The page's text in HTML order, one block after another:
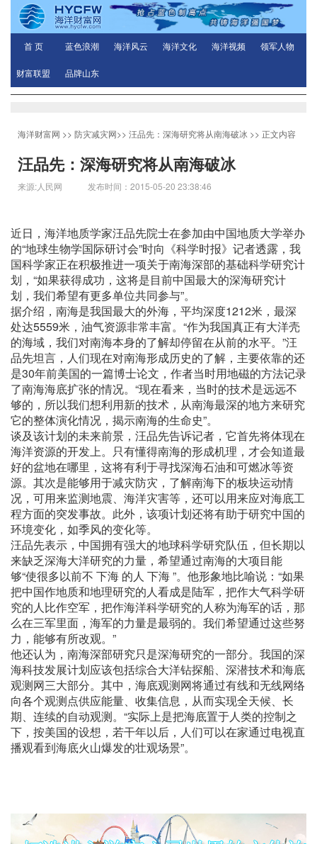
首 页 蓝色浪潮 海洋风云 海洋文化 海洋视频 领军人物
财富联盟 品牌山东
海洋财富网 >> 防灾减灾网>> 汪品先：深海研究将从南海破冰 >> 正文内容
汪品先：深海研究将从南海破冰
来源:人民网 发布时间：2015-05-20 23:38:46
近日，海洋地质学家汪品先院士在参加由中国地质大学举办
的“地球生物学国际研讨会”时向《科学时报》记者透露，我
国科学家正在积极推进一项关于南海深部的基础科学研究计
划，“如果获得成功，这将是目前中国最大的深海研究计
划，我们希望有更多单位共同参与”。
据介绍，南海是我国最大的外海，平均深度1212米，最深
处达5559米，油气资源非常丰富。“作为我国真正有大洋壳
的海域，我们对南海本身的了解却停留在从前的水平。”汪
品先坦言，人们现在对南海形成历史的了解，主要依靠的还
是30年前美国的一篇博士论文，作者当时用地磁的方法记录
了南海海底扩张的情况。“现在看来，当时的技术是远远不
够的，所以我们想利用新的技术，从南海最深的地方来研究
它的整体演化情况，揭示南海的生命史”。
谈及该计划的未来前景，汪品先告诉记者，它首先将体现在
海洋资源的开发上。只有懂得南海的形成机理，才会知道最
好的盆地在哪里，这将有利于寻找深海石油和可燃冰等资
源。其次是能够用于减灾防灾，了解南海下的板块运动情
况，可用来监测地震、海洋灾害等，还可以用来应对海底工
程方面的突发事故。此外，该项计划还将有助于研究中国的
环境变化，如季风的变化等。
汪品先表示，中国拥有强大的地球科学研究队伍，但长期以
来缺乏深海大洋研究的力量，希望通过南海的大项目能
够“使很多以前不 下海 的人 下海 ”。他形象地比喻说：“如果
把中国作地质和地理研究的人看成是陆军，把作大气科学研
究的人比作空军，把作海洋科学研究的人称为海军的话，那
么在三军里面，海军的力量是最弱的。我们希望通过这些努
力，能够有所改观。”
他还认为，南海深部研究只是深海研究的一部分。我国的深
海科技发展计划应该包括综合大洋钻探船、深潜技术和海底
观测网三大部分。其中，海底观测网将通过有线和无线网络
向各个观测点供应能量、收集信息，从而实现全天候、长
期、连续的自动观测。“实际上是把海底置于人类的控制之
下，按美国的设想，若干年以后，人们可以在家通过电视直
播观看到海底火山爆发的壮观场景”。